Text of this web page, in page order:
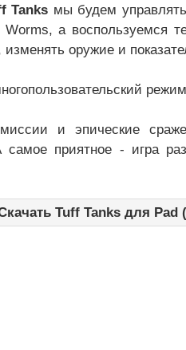
Tanks мы будем
Worms, а воспользуемся
оружие и
миссии и эпические
приятное - игра
Tuff Tanks для Pad